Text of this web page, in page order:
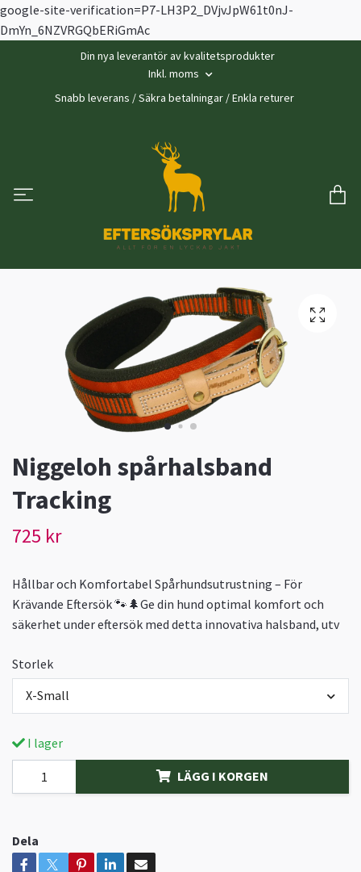
google-site-verification=P7-LH3P2_DVjvJpW61t0nJ-
DmYn_6NZVRGQbERiGmAc
Din nya leverantör av kvalitetsprodukter
Inkl. moms
Snabb leverans / Säkra betalningar / Enkla returer
Niggeloh spårhalsband
Tracking
725 kr
Hållbar och Komfortabel Spårhundsutrustning – För
Krävande Eftersök 🐾🌲Ge din hund optimal komfort och
säkerhet under eftersök med detta innovativa halsband, utv
Storlek
X-Small
I lager
LÄGG I KORGEN
Dela